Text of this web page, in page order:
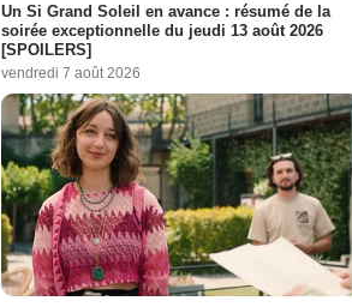
Un Si Grand Soleil en avance : résumé de la
soirée exceptionnelle du jeudi 13 août 2026
[SPOILERS]
vendredi 7 août 2026